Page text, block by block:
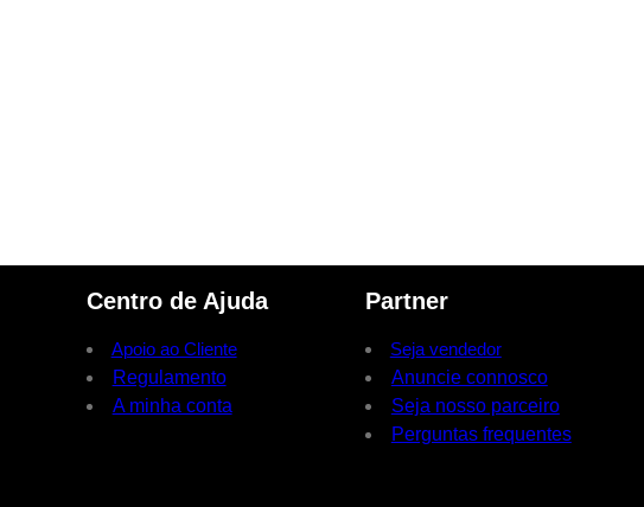
Centro de Ajuda
Apoio ao Cliente
Regulamento
A minha conta
Partner
Seja vendedor
Anuncie connosco
Seja nosso parceiro
Perguntas frequentes